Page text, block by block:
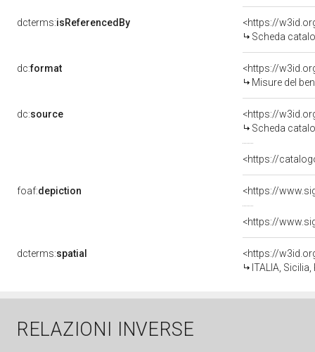
dcterms:isReferencedBy
<https://
Scheda
dc:format
<https://
Misure del
dc:source
<https://
Scheda
<https://
foaf:depiction
dcterms:spatial
<https://
ITALIA,
RELAZIONI INVERSE